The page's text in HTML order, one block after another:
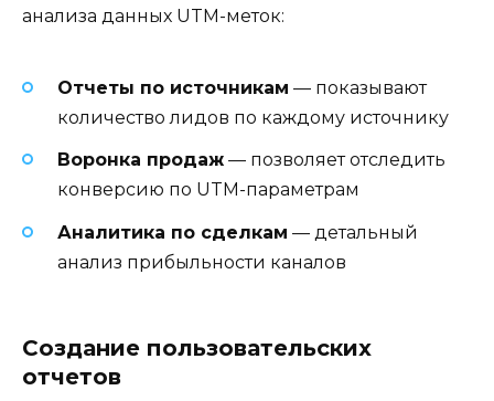
анализа данных UTM-меток:
Отчеты по источникам — показывают
количество лидов по каждому источнику
Воронка продаж — позволяет отследить
конверсию по UTM-параметрам
Аналитика по сделкам — детальный
анализ прибыльности каналов
Создание пользовательских
отчетов